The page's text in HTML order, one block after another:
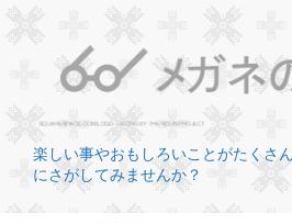
楽しい事やおもしろいことがたくさ
にさがしてみませんか？